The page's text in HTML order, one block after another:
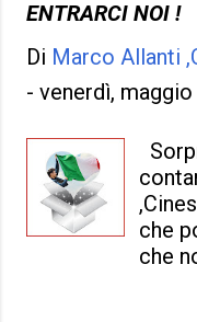
tutto
pace
, un'
ENTRARCI NOI !
Di Marco Allanti
- venerdì,
che
che